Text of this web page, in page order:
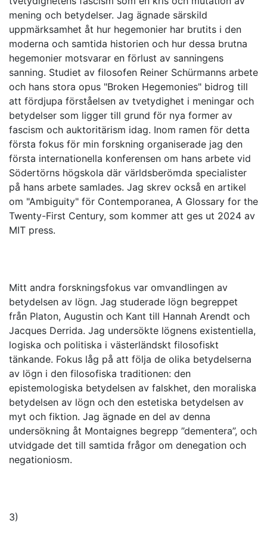
mening och betydelser. Jag ägnade särskild
uppmärksamhet åt hur hegemonier har brutits i den
moderna och samtida historien och hur dessa brutna
hegemonier motsvarar en förlust av sanningens
sanning. Studiet av filosofen Reiner Schürmanns arbete
och hans stora opus "Broken Hegemonies" bidrog till
att fördjupa förståelsen av tvetydighet i meningar och
betydelser som ligger till grund för nya former av
fascism och auktoritärism idag. Inom ramen för detta
första fokus för min forskning organiserade jag den
första internationella konferensen om hans arbete vid
Södertörns högskola där världsberömda specialister
på hans arbete samlades. Jag skrev också en artikel
om "Ambiguity" för Contemporanea, A Glossary for the
Twenty-First Century, som kommer att ges ut 2024 av
MIT press.
Mitt andra forskningsfokus var omvandlingen av
betydelsen av lögn. Jag studerade lögn begreppet
från Platon, Augustin och Kant till Hannah Arendt och
Jacques Derrida. Jag undersökte lögnens existentiella,
logiska och politiska i västerländskt filosofiskt
tänkande. Fokus låg på att följa de olika betydelserna
av lögn i den filosofiska traditionen: den
epistemologiska betydelsen av falskhet, den moraliska
betydelsen av lögn och den estetiska betydelsen av
myt och fiktion. Jag ägnade en del av denna
undersökning åt Montaignes begrepp ”dementera”, och
utvidgade det till samtida frågor om denegation och
negationiosm.
3)